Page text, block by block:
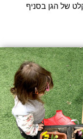
של הגן בסניף